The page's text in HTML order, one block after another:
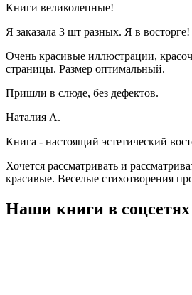
Книги великолепные!
Я заказала 3 шт разных. Я в восторге!
Очень красивые иллюстрации,
страницы. Размер оптимальный.
Пришли в слюде, без дефектов.
Наталия А.
Книга - настоящий эстетический
Хочется рассматривать и
красивые. Веселые стихотворения
Наши книги в соцсетях